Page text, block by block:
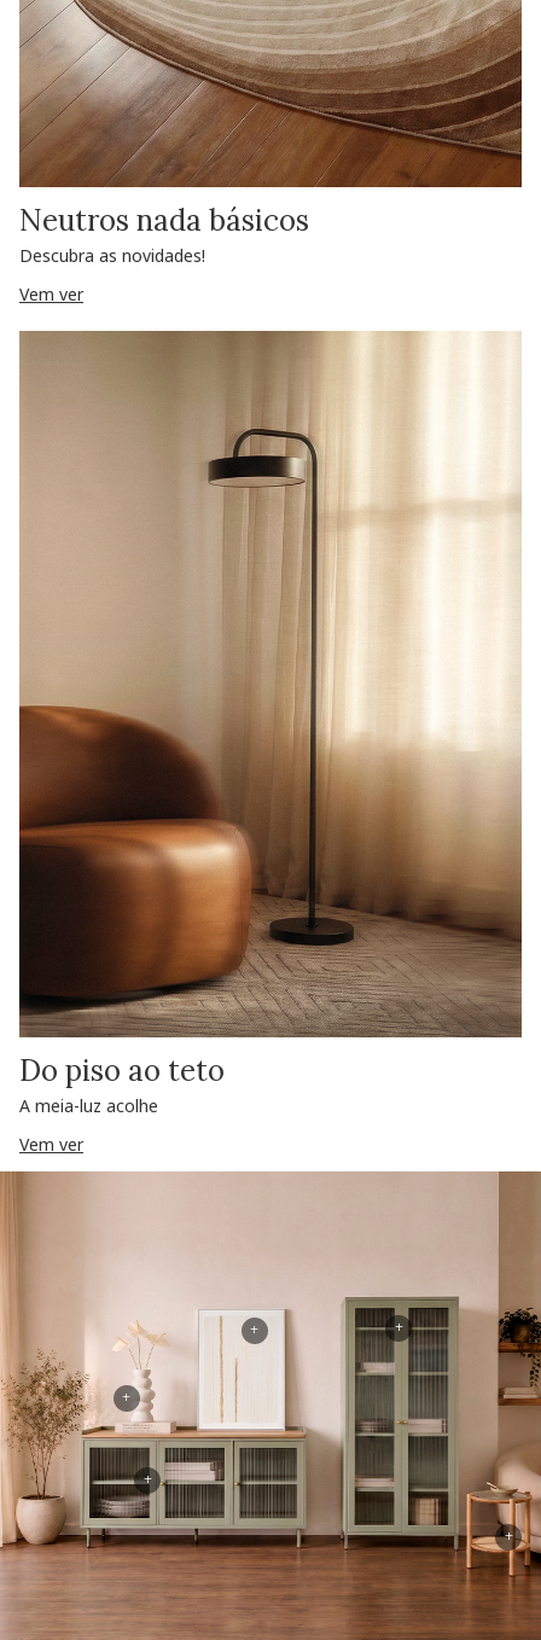
Neutros nada básicos
Descubra as novidades!
Vem ver
Do piso ao teto
A meia-luz acolhe
Vem ver
+
+
+
+
+